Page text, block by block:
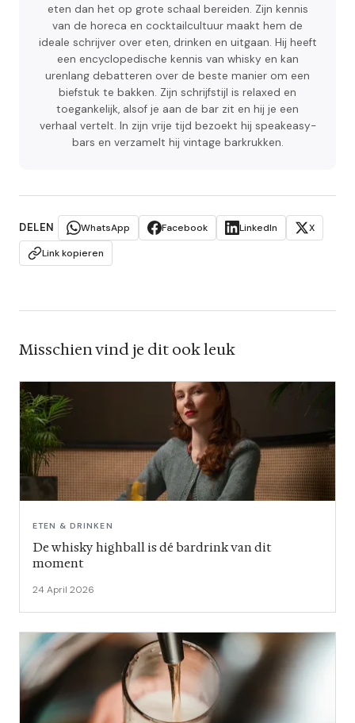
eten dan het op grote schaal bereiden. Zijn kennis
van de horeca en cocktailcultuur maakt hem de
ideale schrijver over eten, drinken en uitgaan. Hij heeft
een encyclopedische kennis van whisky en kan
urenlang debatteren over de beste manier om een
biefstuk te bakken. Zijn schrijfstijl is relaxed en
toegankelijk, alsof je aan de bar zit en hij je een
verhaal vertelt. In zijn vrije tijd bezoekt hij speakeasy-
bars en verzamelt hij vintage barkrukken.
DELEN WhatsApp Facebook LinkedIn
X
Link kopieren
Misschien vind je dit ook leuk
ETEN & DRINKEN
De whisky highball is dé bardrink van dit
moment
24 April 2026